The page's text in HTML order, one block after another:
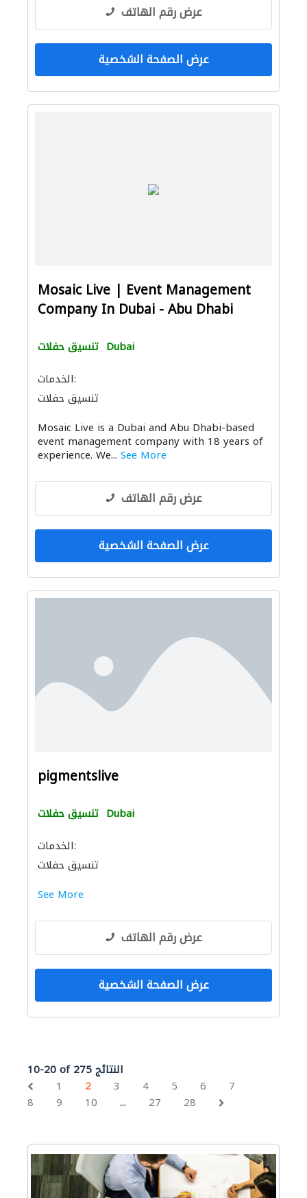
عرض رقم الهاتف
عرض الصفحة الشخصية
Mosaic Live | Event Management
Company In Dubai - Abu Dhabi
تنسيق حفلات Dubai
الخدمات:
تنسيق حفلات
Mosaic Live is a Dubai and Abu Dhabi-based
event management company with 18 years of
experience. We... See More
عرض رقم الهاتف
عرض الصفحة الشخصية
pigmentslive
تنسيق حفلات Dubai
الخدمات:
تنسيق حفلات
See More
عرض رقم الهاتف
عرض الصفحة الشخصية
10-20 of 275 النتائج
1
2 3 4 5 6
7
8
9 10 ... 27 28